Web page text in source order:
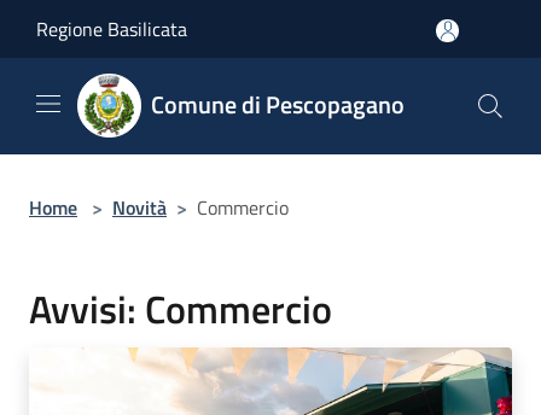
Regione Basilicata
Comune di Pescopagano
Home > Novità > Commercio
Avvisi: Commercio